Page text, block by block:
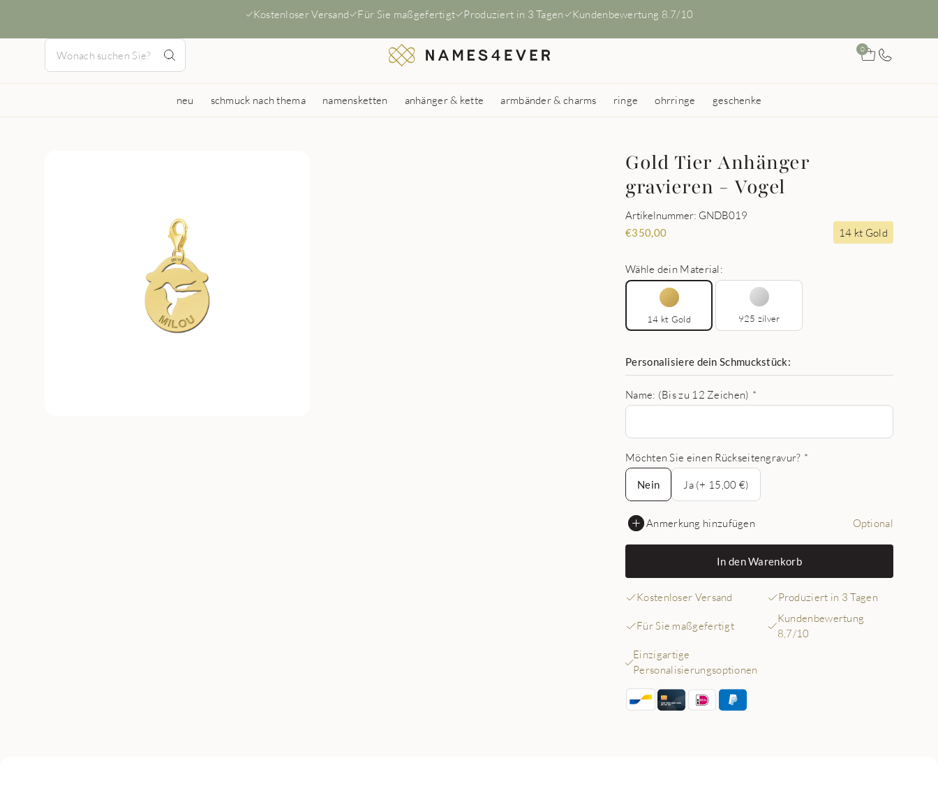
Kostenloser Versand Für Sie maßgefertigt Produziert in 3 Tagen Kundenbewertung 8.7/10
0
neu schmuck nach thema namensketten anhänger & kette armbänder & charms ringe ohrringe geschenke
Gold Tier Anhänger
gravieren - Vogel
Artikelnummer: GNDB019
€350,00 14 kt Gold
Wähle dein Material:
14 kt Gold 925 zilver
Personalisiere dein Schmuckstück:
Name: (Bis zu 12 Zeichen) *
Möchten Sie einen Rückseitengravur? *
Nein
Nein
Ja (+ 15,00 €)
Anmerkung hinzufügen Optional
In den Warenkorb
Kostenloser Versand Produziert in 3 Tagen
Für Sie maßgefertigt
Kundenbewertung
8,7/10
Einzigartige
Personalisierungsoptionen